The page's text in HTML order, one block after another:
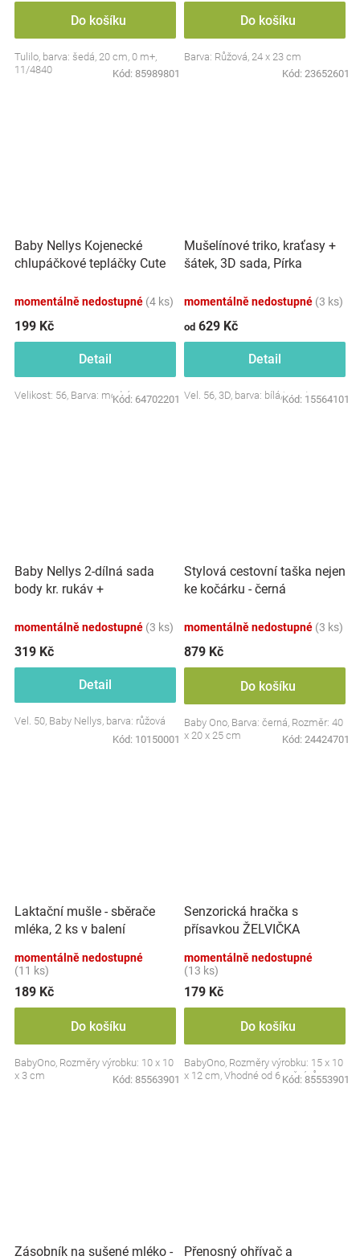
Do košíku
Tulilo, barva: šedá, 20 cm, 0 m+,
11/4840
Kód: 85989801
Do košíku
Barva: Růžová, 24 x 23 cm
Kód: 23652601
Baby Nellys Kojenecké
chlupáčkové tepláčky Cute
momentálně nedostupné (4 ks)
199 Kč
Detail
Velikost: 56, Barva: modrá
Kód: 64702201
Mušelínové triko, kraťasy +
šátek, 3D sada, Pírka
momentálně nedostupné (3 ks)
od 629 Kč
Detail
Vel. 56, 3D, barva: bílá/smetana
Kód: 15564101
Baby Nellys 2-dílná sada
body kr. rukáv +
Little Star
momentálně nedostupné (3 ks)
319 Kč
Detail
Vel. 50, Baby Nellys, barva: růžová
Kód: 10150001
Stylová cestovní taška nejen
ke kočárku - černá
momentálně nedostupné (3 ks)
879 Kč
Do košíku
Baby Ono, Barva: černá, Rozměr: 40
x 20 x 25 cm
Kód: 24424701
Laktační mušle - sběrače
mléka, 2 ks v balení
momentálně nedostupné
(11 ks)
189 Kč
Do košíku
BabyOno, Rozměry výrobku: 10 x 10
x 3 cm
Kód: 85563901
Senzorická hračka s
přísavkou ŽELVIČKA
momentálně nedostupné
(13 ks)
179 Kč
Do košíku
BabyOno, Rozměry výrobku: 15 x 10
x 12 cm, Vhodné od 6 měsíců
Kód: 85553901
Zásobník na sušené mléko -
Přenosný ohřívač a